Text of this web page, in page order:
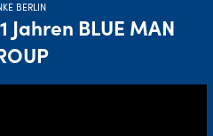
BERLIN
Jahren BLUE MAN